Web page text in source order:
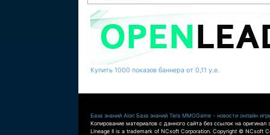
Купить 1000 показов баннера от 0,11 у.е.
База знаний Aion База знаний Tera MMOGame - новости онлайн
Копирование материалов с данного сайта без ссылок на оригинал
Lineage II is a trademark of NCsoft Corporation. Copyright © NCsoft